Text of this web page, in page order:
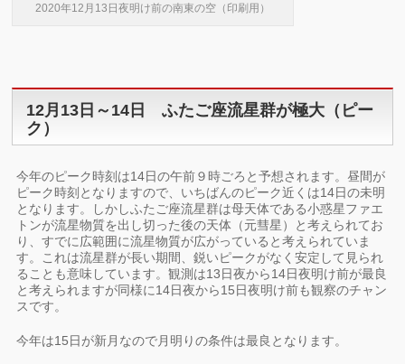
2020年12月13日夜明け前の南東の空（印刷用）
12月13日～14日 ふたご座流星群が極大（ピー
ク）
今年のピーク時刻は14日の午前９時ごろと予想されます。昼間が
ピーク時刻となりますので、いちばんのピーク近くは14日の未明
となります。しかしふたご座流星群は母天体である小惑星ファエ
トンが流星物質を出し切った後の天体（元彗星）と考えられてお
り、すでに広範囲に流星物質が広がっていると考えられていま
す。これは流星群が長い期間、鋭いピークがなく安定して見られ
ることも意味しています。観測は13日夜から14日夜明け前が最良
と考えられますが同様に14日夜から15日夜明け前も観察のチャン
スです。
今年は15日が新月なので月明りの条件は最良となります。